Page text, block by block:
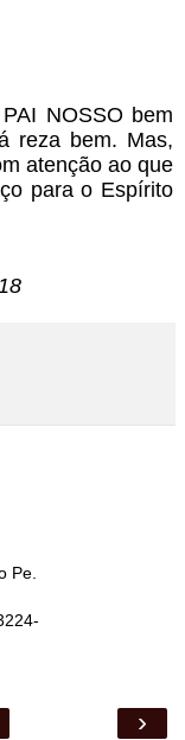
NOSSO bem
reza bem. Mas,
atenção ao que
para o Espírito
Pe.
›